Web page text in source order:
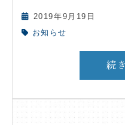
2019年9月19日
お知らせ
続